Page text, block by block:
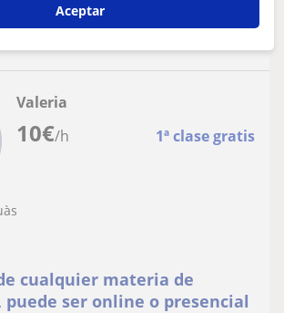
10€/h 1ª clase gratis
Valeria
cualquier materia de
puede ser online o presencial
Aceptar